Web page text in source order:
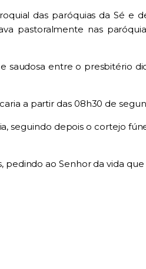
das paróquias da Sé e
pastoralmente nas
saudosa entre o presbitério
a partir das 08h30 de
seguindo depois o cortejo
pedindo ao Senhor da vida